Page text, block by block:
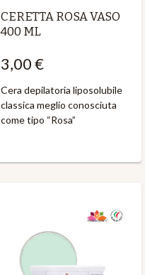
CERETTA ROSA VASO
400 ML
3,00 €
Cera depilatoria liposolubile
classica meglio conosciuta
come tipo “Rosa”